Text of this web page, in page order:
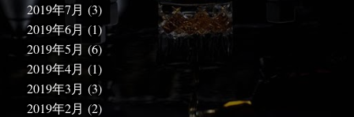
2019年7月 (3)
2019年6月 (1)
2019年5月 (6)
2019年4月 (1)
2019年3月 (3)
2019年2月 (2)